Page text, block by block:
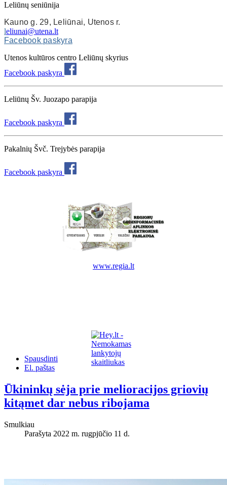
Leliūnų seniūnija
Kauno g. 29, Leliūnai, Utenos r.
leliunai@utena.lt
Facebook paskyra
Utenos kultūros centro Leliūnų skyrius
Facebook paskyra
Leliūnų Šv. Juozapo parapija
Facebook paskyra
Pakalnių Švč. Trejybės parapija
Facebook paskyra
www.regia.lt
Spausdinti
El. paštas
Ūkininkų sėja prie melioracijos griovių
kitąmet dar nebus ribojama
Smulkiau
Parašyta 2022 m. rugpjūčio 11 d.